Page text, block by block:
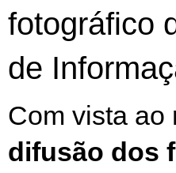
fotográfico
de
Com vista ao
difusão dos